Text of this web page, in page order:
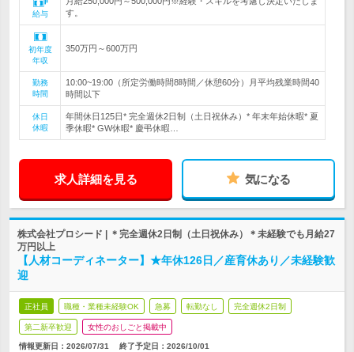
給与
す。
初年度
年収
350万円～600万円
勤務
時間
10:00~19:00（所定労働時間8時間／休憩60分）月平均残業時間40
時間以下
休日
休暇
年間休日125日* 完全週休2日制（土日祝休み）* 年末年始休暇* 夏
季休暇* GW休暇* 慶弔休暇…
求人詳細を見る 気になる
株式会社プロシード | ＊完全週休2日制（土日祝休み）＊未経験でも月給27
万円以上
【人材コーディネーター】★年休126日／産育休あり／未経験歓
迎
正社員 職種・業種未経験OK 急募 転勤なし 完全週休2日制
第二新卒歓迎 女性のおしごと掲載中
情報更新日：2026/07/31 終了予定日： 2026/10/01